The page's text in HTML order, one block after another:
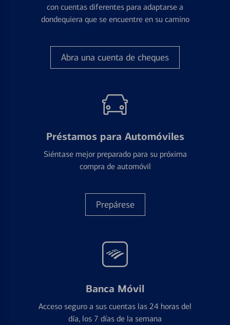
con cuentas diferentes para adaptarse a
dondequiera que se encuentre en su camino
Abra una cuenta de cheques
Préstamos para Automóviles
Siéntase mejor preparado para su próxima
compra de automóvil
Prepárese
Banca Móvil
Acceso seguro a sus cuentas las 24 horas del
día, los 7 días de la semana